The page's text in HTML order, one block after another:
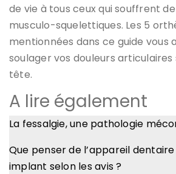
de vie à tous ceux qui souffrent
musculo-squelettiques. Les 5
mentionnées dans ce guide vous
soulager vos douleurs articulaires
tête.
A lire également
La fessalgie, une pathologie
Que penser de l’appareil
implant selon les avis ?